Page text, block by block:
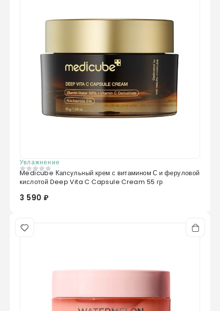
Увлажнение
0из 5
Medicube Капсульный крем с витамином С и феруловой
кислотой Deep Vita C Capsule Cream 55 гр
3 590 ₽